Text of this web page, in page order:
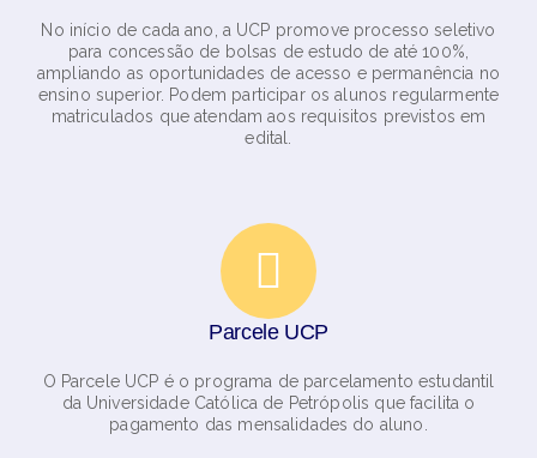
No início de cada ano, a UCP promove processo seletivo
para concessão de bolsas de estudo de até 100%,
ampliando as oportunidades de acesso e permanência no
ensino superior. Podem participar os alunos regularmente
matriculados que atendam aos requisitos previstos em
edital.
Parcele UCP
O Parcele UCP é o programa de parcelamento estudantil
da Universidade Católica de Petrópolis que facilita o
pagamento das mensalidades do aluno.